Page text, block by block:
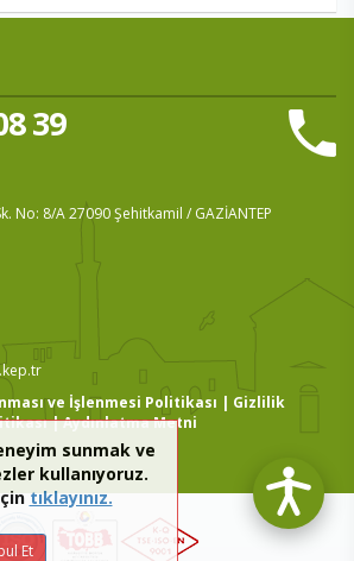
39
No: 8/A 27090 Şehitkamil / GAZİANTEP
ve İşlenmesi Politikası | Gizlilik
|Aydınlatma Metni
sunmak ve
kullanıyoruz.
tıklayınız.
Et